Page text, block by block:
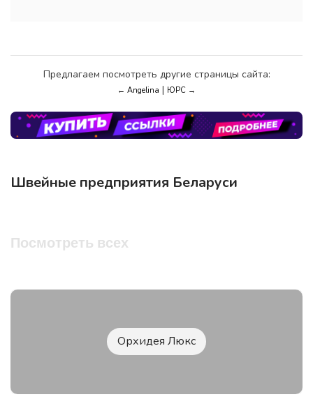
Предлагаем посмотреть другие страницы сайта:
← Angelina | ЮРС →
Швейные предприятия Беларуси
Посмотреть всех
Орхидея Люкс